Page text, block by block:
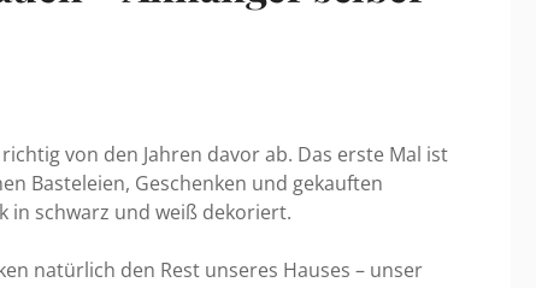
von den Jahren davor ab. Das erste Mal ist
Basteleien, Geschenken und gekauften
in schwarz und weiß dekoriert.
natürlich den Rest unseres Hauses – unser